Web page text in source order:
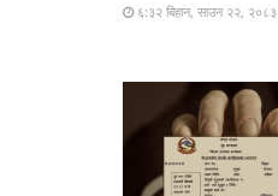
६:३२ बिहान, साउन २२, २०८३